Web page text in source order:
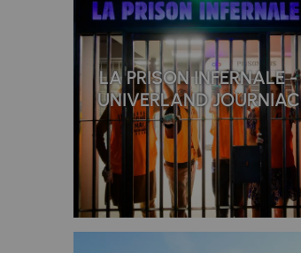
LA PRISON INFERNALE -
UNIVERLAND JOURNIAC